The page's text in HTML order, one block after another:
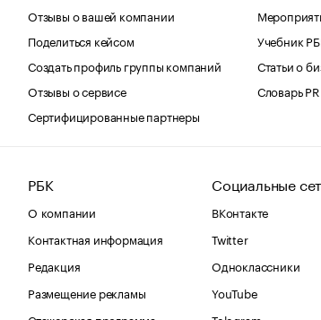
Отзывы о вашей компании
Поделиться кейсом
Создать профиль группы компаний
Отзывы о сервисе
Сертифицированные партнеры
Учебник
Статьи о
Словарь
РБК
О компании
Контактная информация
Редакция
Размещение рекламы
Социальные
ВКонтакте
Twitter
Одноклассники
YouTube